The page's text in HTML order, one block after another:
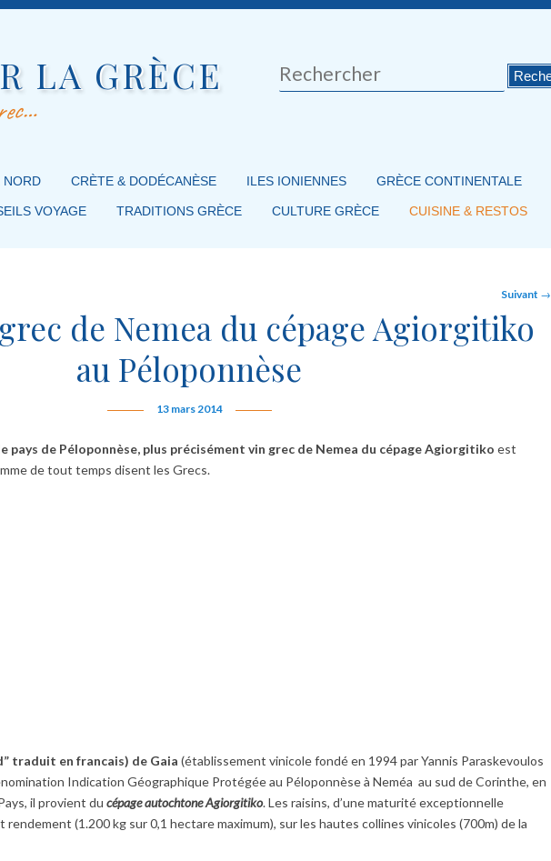
LA GRÈCE Rechercher
NORD CRÈTE & DODÉCANÈSE ILES IONIENNES GRÈCE CONTINENTALE
VOYAGE TRADITIONS GRÈCE CULTURE GRÈCE CUISINE & RESTOS
Suivant →
de Nemea du cépage Agiorgitiko
au Péloponnèse
13 mars 2014
pays de Péloponnèse, plus précisément vin grec de Nemea du cépage Agiorgitikoest
de tout temps disent les Grecs.
traduit en francais) de Gaia (établissement vinicole fondé en 1994 par Yannis Paraskevoulos
Indication Géographique Protégée au Péloponnèse à Neméa au sud de Corinthe, en
il provient ducépage autochtone Agiorgitiko. Les raisins, d’une maturité exceptionnelle
(1.200 kg sur 0,1 hectare maximum), sur les hautes collines vinicoles (700m) de la